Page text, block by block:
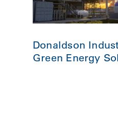
Donaldson
Green Energy